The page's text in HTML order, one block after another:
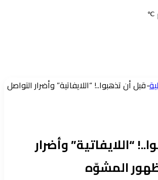
℃
-قبل أن تذهبوا..! “اللايفاتية” وأضرار التواصل
“اللايفاتية” وأضرار
المشوّه